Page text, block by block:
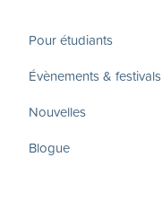
Pour étudiants
Évènements & festivals
Nouvelles
Blogue